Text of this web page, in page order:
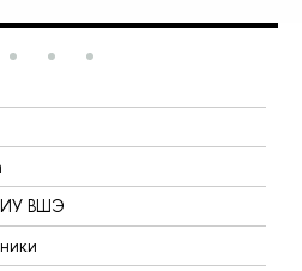
ВШЭ